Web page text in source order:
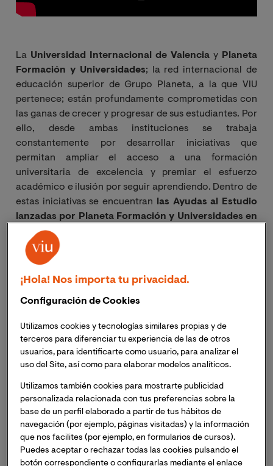
La Universidad Internacional de Valencia y Planeta
Formación y Universidades; la red internacional de
educación superior de Grupo Planeta, a la que VIU
pertenece; están profundamente comprometidas con
las ganas de crecer y progresar de sus estudiantes. Por
ello, desde ambas instituciones se trabaja
constantemente por desarrollar iniciativas que
permitan ampliar el acceso a una formación
universitaria de excelencia y premiar el esfuerzo
académico e ilusión por seguir aprendiendo. Dentro de
estas iniciativas se encuentran
las Ayudas al Estudio
lanzadas por Planeta Formación y Universidades en
colaboración con la Embajada de Colombia
ciudadanos colombianos residentes en España, en las
que VIU contribuye con un total de 20 ayudas para
máster, y que
actualmente ha ampliado la
Para conocer un poco más sobre el impacto que una
ayuda de este tipo puede tener sobre quien la recibe, le
hemos pedido a algunos/as de los ganadores/as de la
edición anterior que nos compartan su experiencia.
creyente en la posibilidad de construir un mundo mejor.
Aunque dio sus primeros pasos litigando en el ámbito
de los derechos laborales, no tardó en reorientar su
carrera hacia los Derechos Humanos, buscando
eventualmente especializarse en la Violencia de
¡Hola! Nos importa tu privacidad.
Configuración de Cookies
Utilizamos cookies y tecnologías similares propias y de
terceros para diferenciar tu experiencia de las de otros
usuarios, para identificarte como usuario, para analizar el
uso del Site, así como para elaborar modelos analíticos.
Utilizamos también cookies para mostrarte publicidad
personalizada relacionada con tus preferencias sobre la
base de un perfil elaborado a partir de tus hábitos de
navegación (por ejemplo, páginas visitadas) y la información
que nos facilites (por ejemplo, en formularios de cursos).
Puedes aceptar o rechazar todas las cookies pulsando el
botón correspondiente o configurarlas mediante el enlace